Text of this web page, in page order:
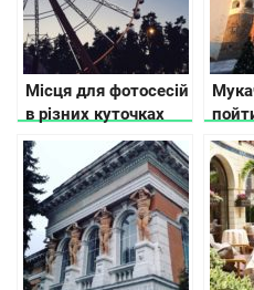
Місця для фотосесій
в різних куточках
України, де має
сфотографуватись
кожен українець